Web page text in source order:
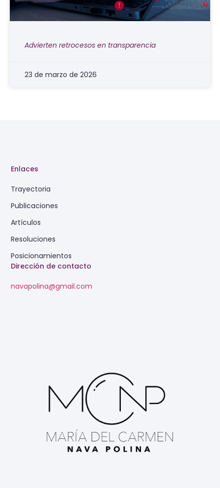
Advierten retrocesos en transparencia
23 de marzo de 2026
Dirección de contacto
navapolina@gmail.com
Enlaces
Trayectoria
Publicaciones
Artículos
Resoluciones
Posicionamientos